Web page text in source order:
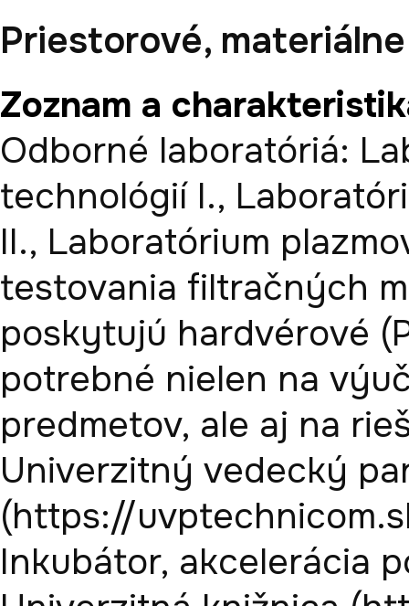
Priestorové,
Zoznam a
Odborné laboratóriá:
technológií I.,
II., Laboratórium
testovania filtračných
poskytujú hardvérové
potrebné nielen na
predmetov, ale aj na
Univerzitný vedecký
(https://
Inkubátor, akcelerácia